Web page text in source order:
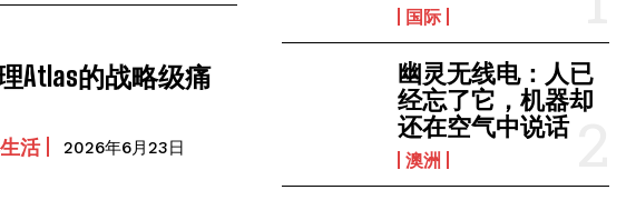
Atlas的战略级痛
活 2026年6月23日
国际
幽灵无线电：人已
经忘了它，机器却
还在空气中说话
澳洲